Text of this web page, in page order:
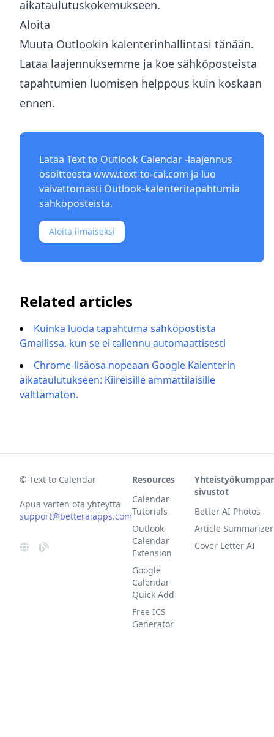
aikataulutuskokemukseen.
Aloita
Muuta Outlookin kalenterinhallintasi tänään.
Lataa laajennuksemme ja koe sähköposteista
tapahtumien luomisen helppous kuin koskaan
ennen.
Lataa Text to Outlook Calendar -laajennus
osoitteesta www.text-to-cal.com ja luo
vaivattomasti Outlook-kalenteritapahtumia
sähköposteista.
Aloita ilmaiseksi
Related articles
Kuinka luoda tapahtuma sähköpostista
Gmailissa, kun se ei tallennu automaattisesti
Chrome-lisäosa nopeaan Google Kalenterin
aikataulutukseen: Kiireisille ammattilaisille
välttämätön.
© Text to Calendar
Apua varten ota yhteyttä
support@betteraiapps.com
Resources
Calendar
Tutorials
Outlook
Calendar
Extension
Google
Calendar
Quick Add
Free ICS
Generator
sivustot
Better AI Photos
Article
Cover Letter AI